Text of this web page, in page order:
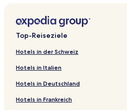
Top-Reiseziele
Hotels in der Schweiz
Hotels in Italien
Hotels in Deutschland
Hotels in Frankreich